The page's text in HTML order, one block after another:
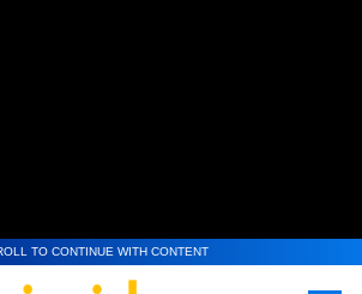
TO CONTINUE WITH CONTENT